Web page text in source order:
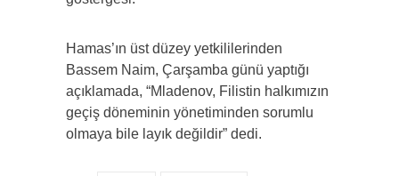
Hamas’ın üst düzey yetkililerinden
Bassem Naim, Çarşamba günü yaptığı
açıklamada, “Mladenov, Filistin halkımızın
geçiş döneminin yönetiminden sorumlu
olmaya bile layık değildir” dedi.